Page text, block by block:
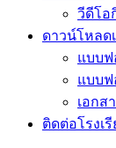
วีดีโอ
ดาวน์โหลด
แบบฟ
แบบฟ
เอกส
ติดต่อโรงเ